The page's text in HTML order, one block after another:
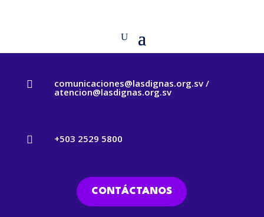
 comunicaciones@lasdignas.org.sv /
atencion@lasdignas.org.sv
 +503 2529 5800
CONTÁCTANOS